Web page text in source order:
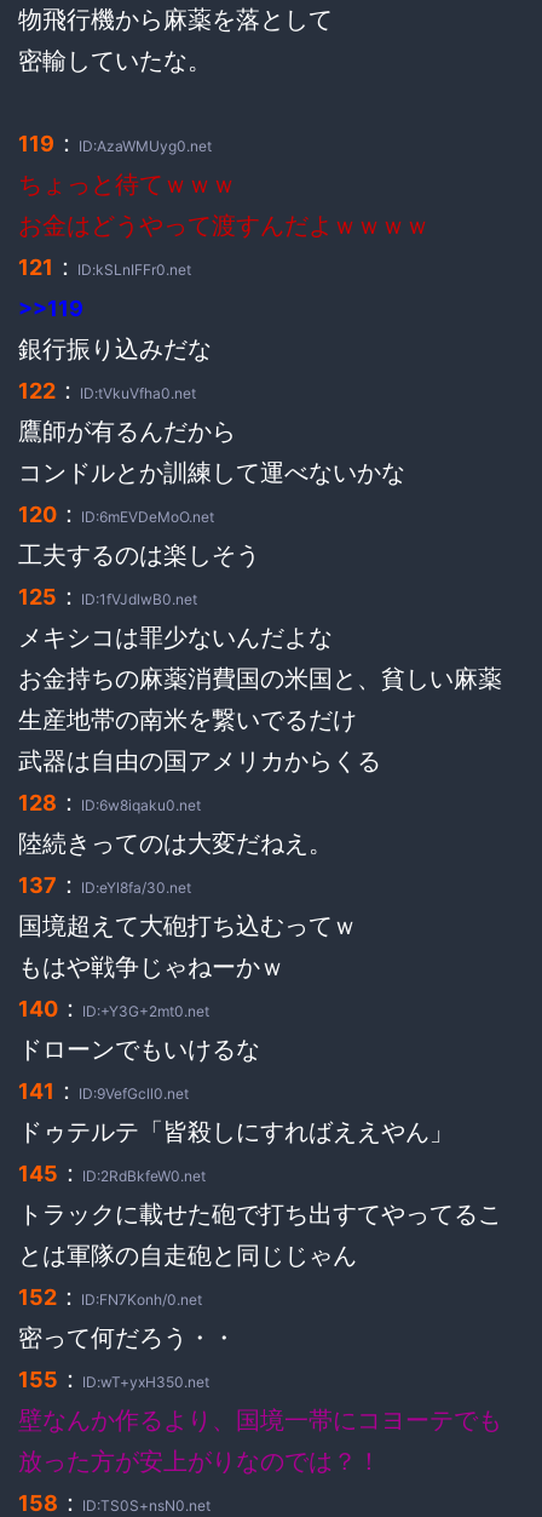
物飛行機から麻薬を落として
密輸していたな。
119 ： ID:AzaWMUyg0.net
ちょっと待てｗｗｗ
お金はどうやって渡すんだよｗｗｗｗ
121 ： ID:kSLnIFFr0.net
>>119
銀行振り込みだな
122 ： ID:tVkuVfha0.net
鷹師が有るんだから
コンドルとか訓練して運べないかな
120 ： ID:6mEVDeMoO.net
工夫するのは楽しそう
125 ： ID:1fVJdlwB0.net
メキシコは罪少ないんだよな
お金持ちの麻薬消費国の米国と、貧しい麻薬
生産地帯の南米を繋いでるだけ
武器は自由の国アメリカからくる
128 ： ID:6w8iqaku0.net
陸続きってのは大変だねえ。
137 ： ID:eYl8fa/30.net
国境超えて大砲打ち込むってｗ
もはや戦争じゃねーかｗ
140 ： ID:+Y3G+2mt0.net
ドローンでもいけるな
141 ： ID:9VefGcll0.net
ドゥテルテ「皆殺しにすればええやん」
145 ： ID:2RdBkfeW0.net
トラックに載せた砲で打ち出すてやってるこ
とは軍隊の自走砲と同じじゃん
152 ： ID:FN7Konh/0.net
密って何だろう・・
155 ： ID:wT+yxH350.net
壁なんか作るより、国境一帯にコヨーテでも
放った方が安上がりなのでは？！
158 ： ID:TS0S+nsN0.net